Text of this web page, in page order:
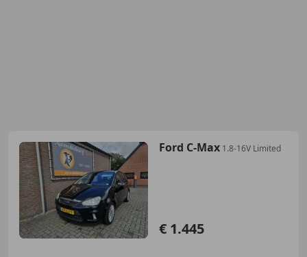
Ford C-Max 1.8-16V Limited
€ 1.445